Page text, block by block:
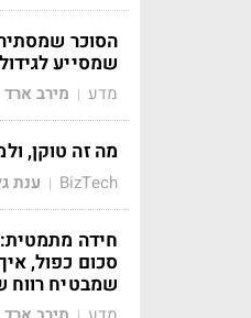
הסוכר
שמסייע
מדע | מירב ארד
מה זה טוקן,
BizTech
| ענת
חידה
סכום כפול,
שמבטיח רווח של